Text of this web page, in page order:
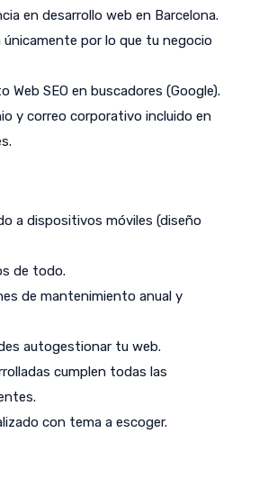
en desarrollo web en Barcelona.
únicamente por lo que tu negocio
Web SEO en buscadores (Google).
y correo corporativo incluido en
a dispositivos móviles (diseño
de todo.
de mantenimiento anual y
autogestionar tu web.
cumplen todas las
con tema a escoger.